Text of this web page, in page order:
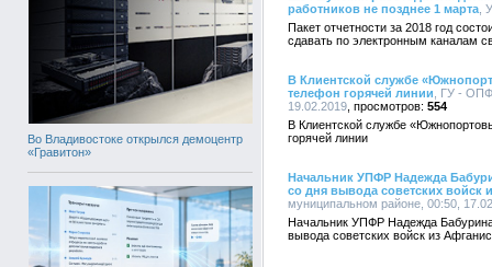
Во Владивостоке открылся демоцентр
«Гравитон»
работников не позднее 1 марта ,
Пакет отчетности за 2018 год
сдавать по электронным каналам
В Клиентской службе
телефон горячей линии , ГУ -
19.02.2019
554
В Клиентской службе
горячей линии
Начальник УПФР Надежда
со дня вывода советских войск
муниципальном районе, 00:50,
Начальник УПФР Надежда
вывода советских войск из